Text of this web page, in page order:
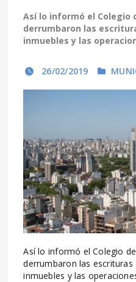
Así lo informó el Colegio
derrumbaron las
inmuebles y las
26/02/2019
Así lo informó el Colegio
derrumbaron las
inmuebles y las